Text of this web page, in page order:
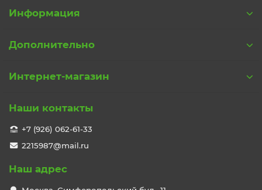
Информация
Дополнительно
Интернет-магазин
Наши контакты
+7 (926) 062-61-33
2215987@mail.ru
Наш адрес